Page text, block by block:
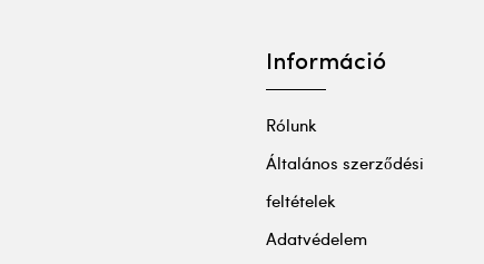
Információ
Rólunk
Általános szerződési
feltételek
Adatvédelem